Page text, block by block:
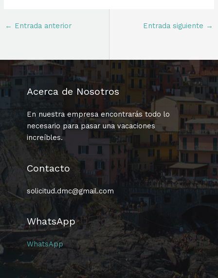
← Entrada anterior Entrada siguiente →
Acerca de Nosotros
En nuestra empresa encontrarás todo lo
necesario para pasar una vacaciones
increíbles.
Contacto
solicitud.dmc@gmail.com
WhatsApp
WhatsApp